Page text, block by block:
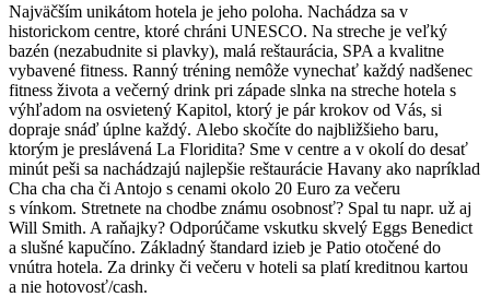
Najväčším unikátom hotela je jeho poloha. Nachádza sa v
historickom centre, ktoré chráni UNESCO. Na streche je veľký
bazén (nezabudnite si plavky), malá reštaurácia, SPA a kvalitne
vybavené fitness. Ranný tréning nemôže vynechať každý nadšenec
fitness života a večerný drink pri západe slnka na streche hotela s
výhľadom na osvietený Kapitol, ktorý je pár krokov od Vás, si
dopraje snáď úplne každý. Alebo skočíte do najbližšieho baru,
ktorým je preslávená La Floridita? Sme v centre a v okolí do desať
minút peši sa nachádzajú najlepšie reštaurácie Havany ako napríklad
Cha cha cha či Antojo s cenami okolo 20 Euro za večeru
s vínkom. Stretnete na chodbe známu osobnosť? Spal tu napr. už aj
Will Smith. A raňajky? Odporúčame vskutku skvelý Eggs Benedict
a slušné kapučíno. Základný štandard izieb je Patio otočené do
vnútra hotela. Za drinky či večeru v hoteli sa platí kreditnou kartou
a nie hotovosť/cash.